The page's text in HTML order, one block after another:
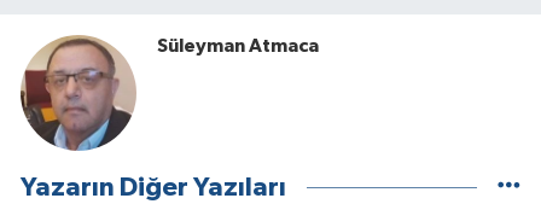
Süleyman Atmaca
Yazarın Diğer Yazıları